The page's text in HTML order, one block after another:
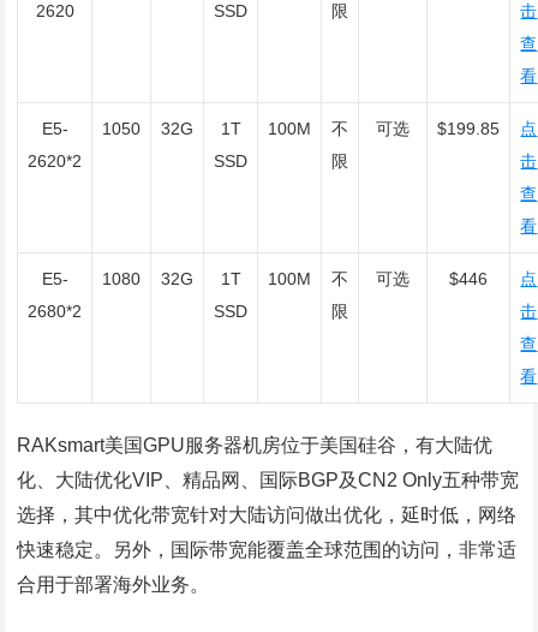
2620
SSD
限
击
查
看
E5-
2620*2
1050 32G
1T
SSD
100M
不
限
可选 $199.85
点
击
查
看
E5-
2680*2
1080 32G
1T
SSD
100M
不
限
可选 $446
点
击
查
看
RAKsmart美国GPU服务器机房位于美国硅谷，有大陆优
化、大陆优化VIP、精品网、国际BGP及CN2 Only五种带宽
选择，其中优化带宽针对大陆访问做出优化，延时低，网络
快速稳定。另外，国际带宽能覆盖全球范围的访问，非常适
合用于部署海外业务。